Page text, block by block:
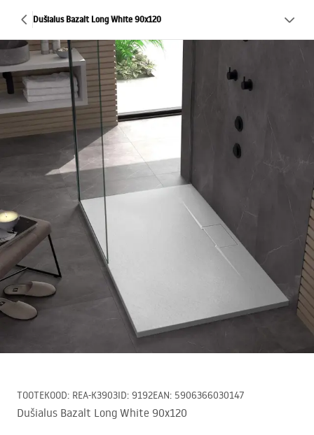
Dušialus Bazalt Long White 90x120
TOOTEKOOD: REA-K3903ID: 9192EAN: 5906366030147
Dušialus Bazalt Long White 90x120